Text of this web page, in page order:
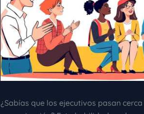
¿Sabías que los ejecutivos pasan